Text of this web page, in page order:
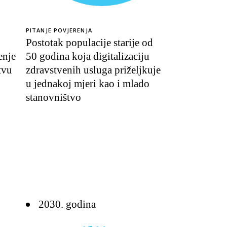
PITANJE POVJERENJA
Postotak populacije starije od
50 godina koja digitalizaciju
zdravstvenih usluga priželjkuje
u jednakoj mjeri kao i mlado
stanovništvo
2030. godina